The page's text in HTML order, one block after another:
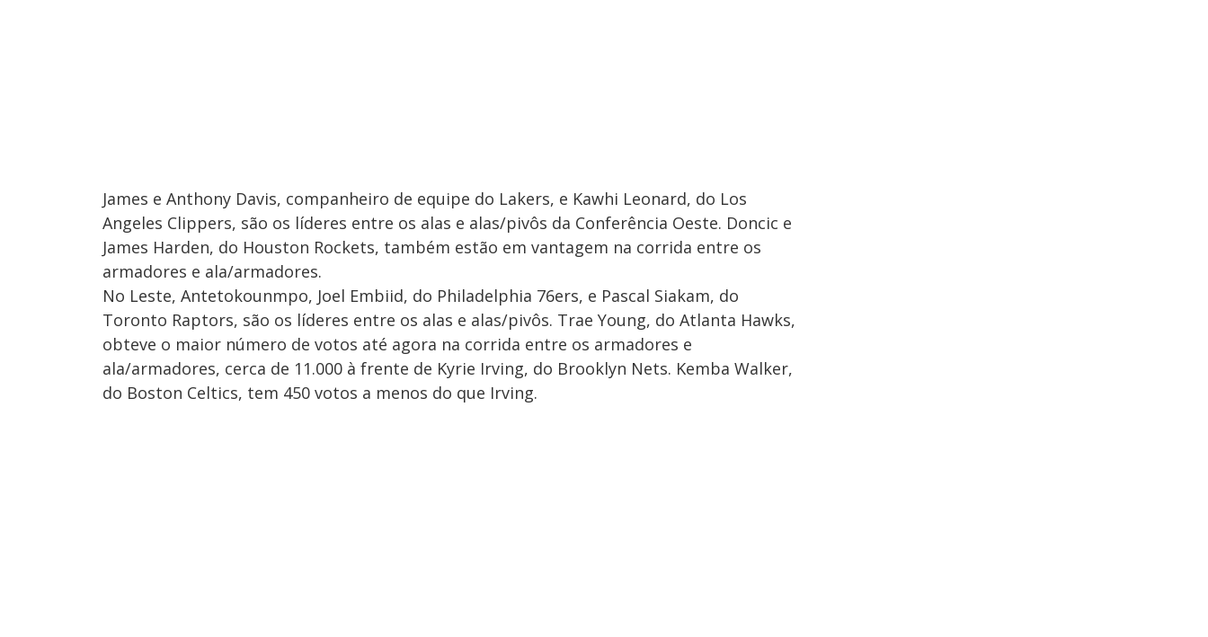
James e Anthony Davis, companheiro de equipe do Lakers, e Kawhi Leonard, do Los
Angeles Clippers, são os líderes entre os alas e alas/pivôs da Conferência Oeste. Doncic e
James Harden, do Houston Rockets, também estão em vantagem na corrida entre os
armadores e ala/armadores.
No Leste, Antetokounmpo, Joel Embiid, do Philadelphia 76ers, e Pascal Siakam, do
Toronto Raptors, são os líderes entre os alas e alas/pivôs. Trae Young, do Atlanta Hawks,
obteve o maior número de votos até agora na corrida entre os armadores e
ala/armadores, cerca de 11.000 à frente de Kyrie Irving, do Brooklyn Nets. Kemba Walker,
do Boston Celtics, tem 450 votos a menos do que Irving.